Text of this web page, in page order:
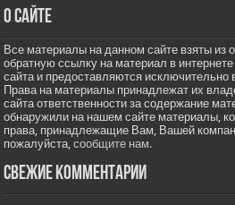
О сайте
Все материалы на данном сайте взяты из
обратную ссылку на материал в
сайта и предоставляются исключительно
Права на материалы принадлежат их
сайта ответственности за содержание
обнаружили на нашем сайте материалы,
права, принадлежащие Вам, Вашей
пожалуйста,сообщите нам.
Свежие комментарии